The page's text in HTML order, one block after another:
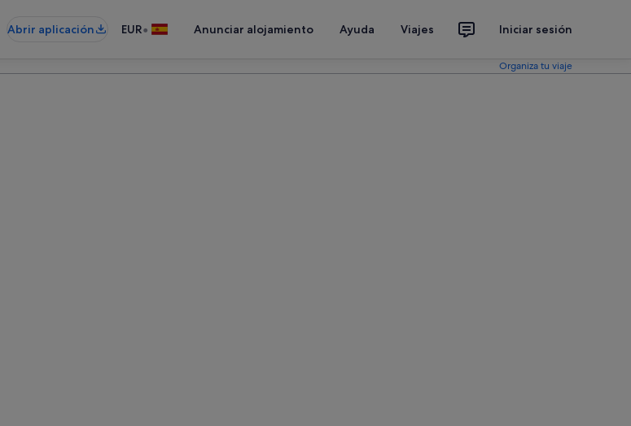
Abrir aplicación EUR• Anunciar alojamiento Ayuda Viajes Iniciar sesión
Organiza tu viaje